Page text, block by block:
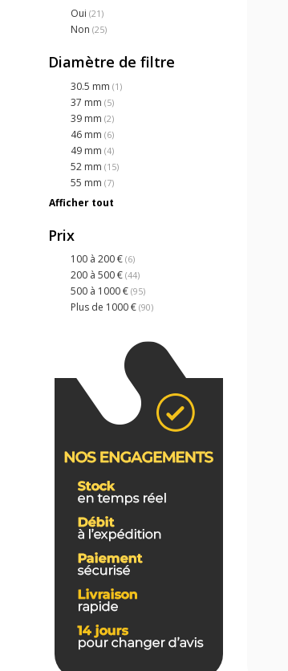
Oui (21)
Non (25)
Diamètre de filtre
30.5 mm (1)
37 mm (5)
39 mm (2)
46 mm (6)
49 mm (4)
52 mm (15)
55 mm (7)
Afficher tout
Prix
100 à 200 € (6)
200 à 500 € (44)
500 à 1000 € (95)
Plus de 1000 € (90)